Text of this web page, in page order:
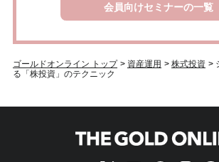
会員向けセミナーの一覧
ゴールドオンライン トップ > 資産運用 > 株式投資 >
る「株投資」のテクニック